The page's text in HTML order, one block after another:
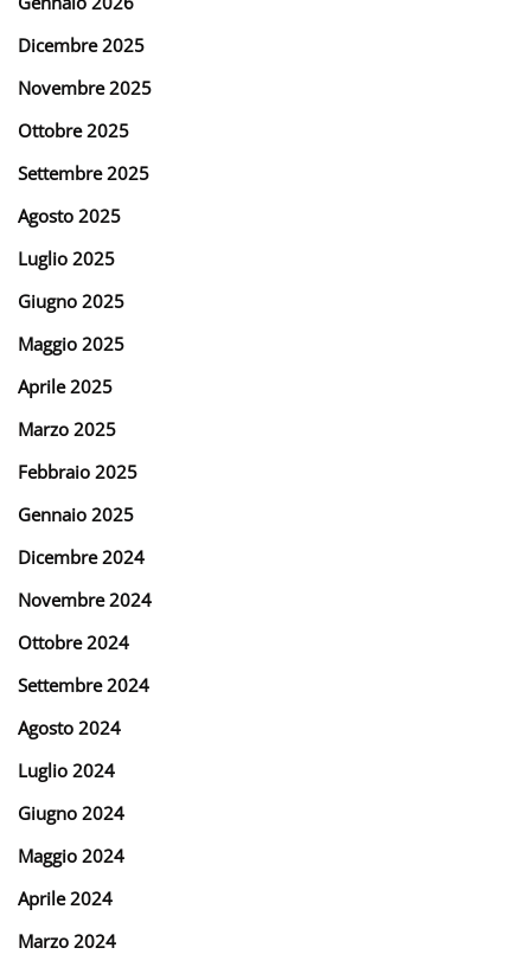
Dicembre 2025
Novembre 2025
Ottobre 2025
Settembre 2025
Agosto 2025
Luglio 2025
Giugno 2025
Maggio 2025
Aprile 2025
Marzo 2025
Febbraio 2025
Gennaio 2025
Dicembre 2024
Novembre 2024
Ottobre 2024
Settembre 2024
Agosto 2024
Luglio 2024
Giugno 2024
Maggio 2024
Aprile 2024
Marzo 2024